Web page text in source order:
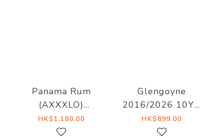
Panama Rum
(AXXXLO)
2006/2021 15YO
Cask#57 56.4%
HK$1,180.00
Glengoyne
2016/2026 10YO
Sherry Cask
55.1% East
HK$899.00